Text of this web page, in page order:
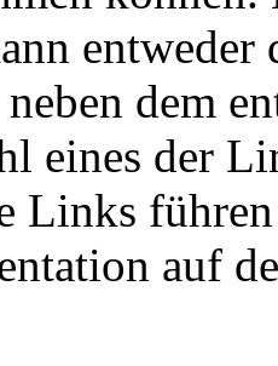
dem
eines der
Links
auf